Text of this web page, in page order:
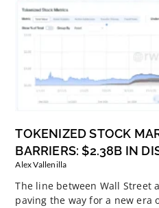
TOKENIZED STOCK
BARRIERS: $2.38B IN
Alex Vallenilla
The line between Wall Street
paving the way for a new era